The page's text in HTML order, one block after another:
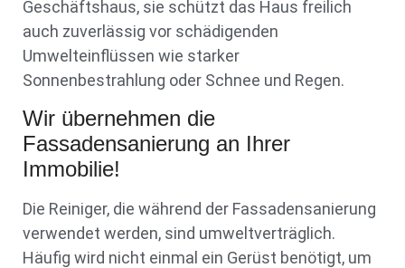
Geschäftshaus, sie schützt das Haus freilich
auch zuverlässig vor schädigenden
Umwelteinflüssen wie starker
Sonnenbestrahlung oder Schnee und Regen.
Wir übernehmen die
Fassadensanierung an Ihrer
Immobilie!
Die Reiniger, die während der Fassadensanierung
verwendet werden, sind umweltverträglich.
Häufig wird nicht einmal ein Gerüst benötigt, um